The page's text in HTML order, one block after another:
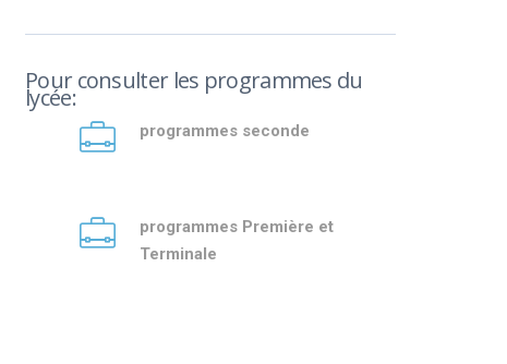
Pour consulter les programmes du
lycée:
programmes seconde
programmes Première et
Terminale